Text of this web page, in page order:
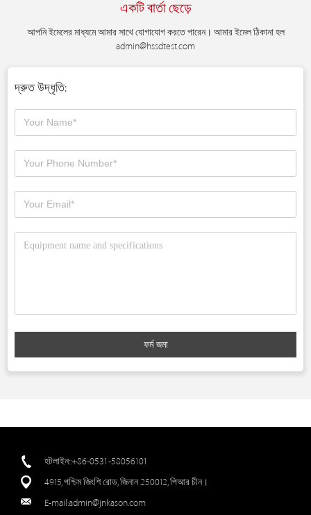
একটি বার্তা ছেড়ে
আপনি ইমেলের মাধ্যমে আমার সাথে যোগাযোগ করতে পারেন। আমার ইমেল ঠিকানা হল
admin@hssdtest.com
দ্রুত উদ্ধৃতি:
ফর্ম জমা
হটলাইন::+86-0531-58056101
4915, পশ্চিম জিংশি রোড, জিনান 250012, পিআর চীন।
E-mail:admin@jnkason.com